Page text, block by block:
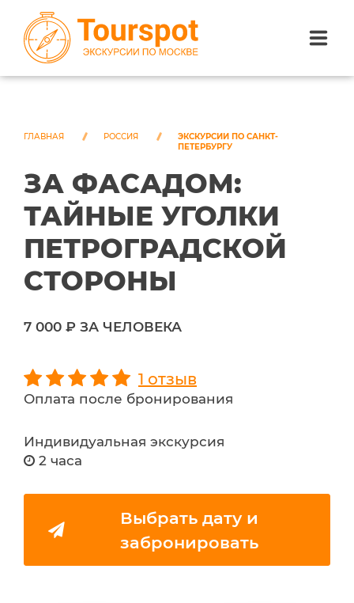
ЭКСКУРСИИ ПО МОСКВЕ
ЭКСКУРСИИ ПО СОЧИ
О НАС
ГЛАВНАЯ РОССИЯ
ЭКСКУРСИИ ПО САНКТ-
ПЕТЕРБУРГУ
ЗА ФАСАДОМ:
ТАЙНЫЕ УГОЛКИ
ПЕТРОГРАДСКОЙ
СТОРОНЫ
7 000 ₽ ЗА ЧЕЛОВЕКА
1 отзыв
Оплата после бронирования
Индивидуальная экскурсия
2 часа
Выбрать дату и
забронировать